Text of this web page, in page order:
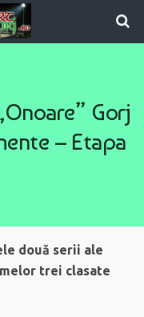
Gorj
– Etapa
două serii ale
trei clasate